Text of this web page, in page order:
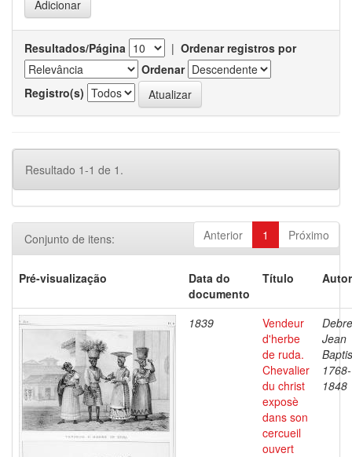
Resultados/Página | Ordenar registros por
Ordenar
Registro(s)
Resultado 1-1 de 1.
Anterior 1 Próximo
Conjunto de itens:
Pré-visualização
Data do
documento
Título
1839
Vendeur
d'herbe
de ruda.
Chevalier
du christ
exposè
dans son
cercueil
ouvert
Jean
1768-
1848